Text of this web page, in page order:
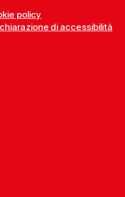
policy
di accessibilità